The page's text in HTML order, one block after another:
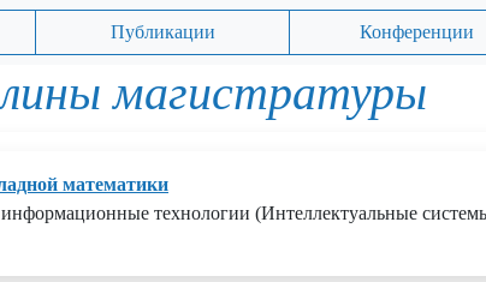
Публикации Конференции
магистратуры
математики
технологии (Интеллектуальные